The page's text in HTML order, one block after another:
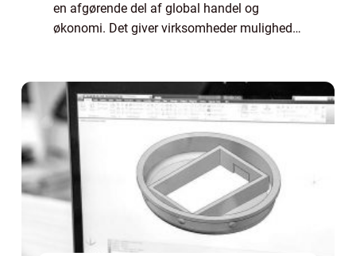
en afgørende del af global handel og
økonomi. Det giver virksomheder mulighed
...